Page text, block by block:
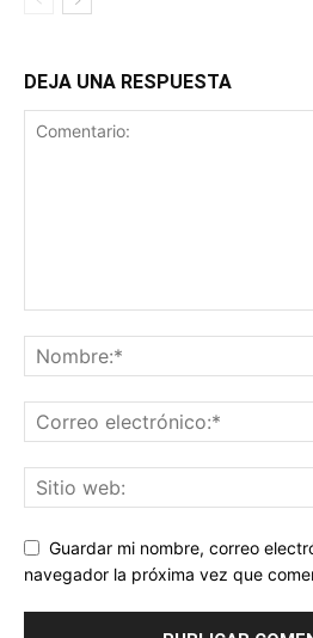
DEJA UNA RESPUESTA
Guardar mi nombre, correo
navegador la próxima vez que